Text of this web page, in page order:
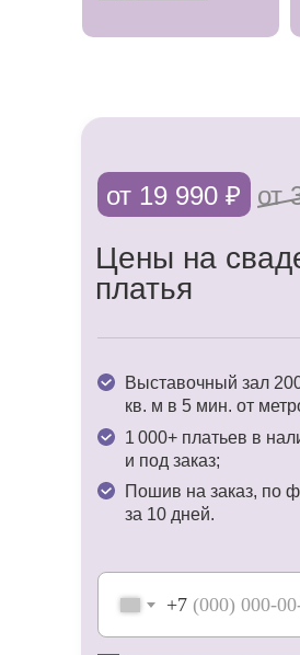
чувствовать себя
Именно поэтому
роскошные платья, но и
комплекс услуг, чтобы
Доверьте нам заботы о
Цены на
платья
+7
Выставочный зал
кв. м в 5 мин. от
1 000+ платьев в
и под заказ;
Пошив на заказ, по
за 10 дней.
от
от 19 990 ₽